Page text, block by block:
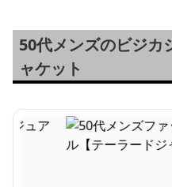
50代メンズのビジカ
ャケット